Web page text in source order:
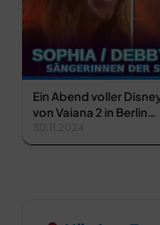
Ein Abend voller
von Vaiana 2 in Berlin…